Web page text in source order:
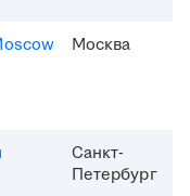
Москва
Санкт-
Петербург